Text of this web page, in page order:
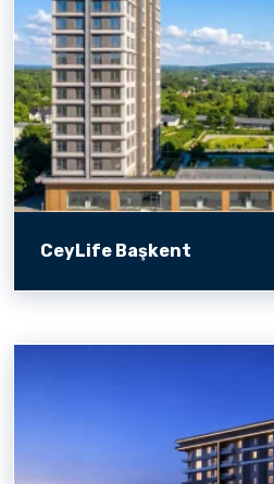
CeyLife Başkent